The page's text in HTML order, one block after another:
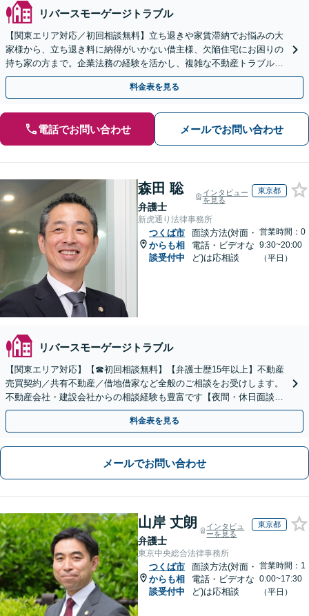
リバースモーゲージトラブル
【関東エリア対応／初回相談無料】立ち退きや家賃滞納でお悩みの大
家様から、立ち退き料に納得がいかない借主様、欠陥住宅にお困りの
持ち家の方まで。企業法務の経験を活かし、複雑な不動産トラブルを
法的に解決へと導きます。
料金表を見る
電話でお問い合わせ メールでお問い合わせ
森田 聡
弁護士
インタビュー
を見る
東京都
新虎通り法律事務所
つくば市
からも相
談受付中
面談方法(対面・
電話・ビデオな
ど)は応相談
営業時間：0
9:30~20:00
（平日）
リバースモーゲージトラブル
【関東エリア対応】【☎︎初回相談無料】【弁護士歴15年以上】不動産
売買契約／共有不動産／借地借家など全般のご相談をお受けします。
不動産会社・建設会社からの相談経験も豊富です【夜間・休日面談】
【電話／Zoom相談可】
料金表を見る
メールでお問い合わせ
山岸 丈朗
弁護士
インタビュ
ーを見る
東京都
東京中央総合法律事務所
つくば市
からも相
談受付中
面談方法(対面・
電話・ビデオな
ど)は応相談
営業時間：1
0:00~17:30
（平日）